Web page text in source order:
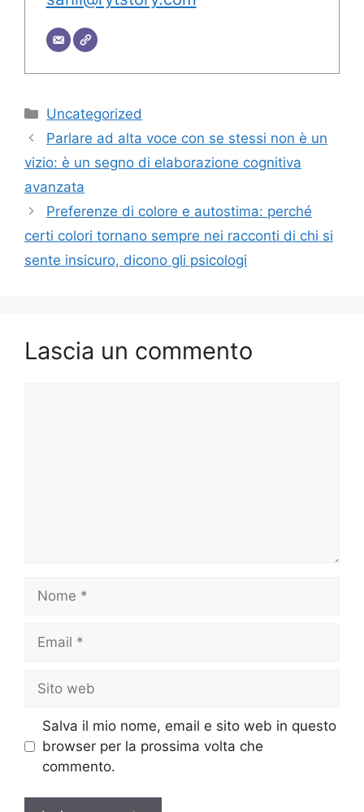
Categorie
Uncategorized
Parlare ad alta voce con se stessi non è un
vizio: è un segno di elaborazione cognitiva
avanzata
Preferenze di colore e autostima: perché
certi colori tornano sempre nei racconti di chi si
sente insicuro, dicono gli psicologi
Lascia un commento
web
Salva il mio nome, email e sito web in questo
browser per la prossima volta che
commento.